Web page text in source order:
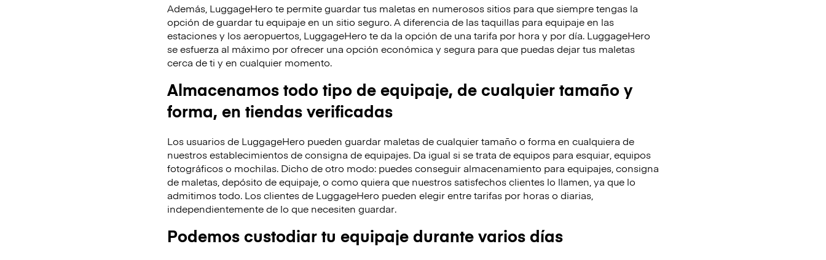
Además, LuggageHero te permite guardar tus maletas en numerosos sitios para que siempre tengas la
opción de guardar tu equipaje en un sitio seguro. A diferencia de las taquillas para equipaje en las
estaciones y los aeropuertos, LuggageHero te da la opción de una tarifa por hora y por día. LuggageHero
se esfuerza al máximo por ofrecer una opción económica y segura para que puedas dejar tus maletas
cerca de ti y en cualquier momento.
Almacenamos todo tipo de equipaje, de cualquier tamaño y
forma, en tiendas verificadas
Los usuarios de LuggageHero pueden guardar maletas de cualquier tamaño o forma en cualquiera de
nuestros establecimientos de consigna de equipajes. Da igual si se trata de equipos para esquiar, equipos
fotográficos o mochilas. Dicho de otro modo: puedes conseguir almacenamiento para equipajes, consigna
de maletas, depósito de equipaje, o como quiera que nuestros satisfechos clientes lo llamen, ya que lo
admitimos todo. Los clientes de LuggageHero pueden elegir entre tarifas por horas o diarias,
independientemente de lo que necesiten guardar.
Podemos custodiar tu equipaje durante varios días